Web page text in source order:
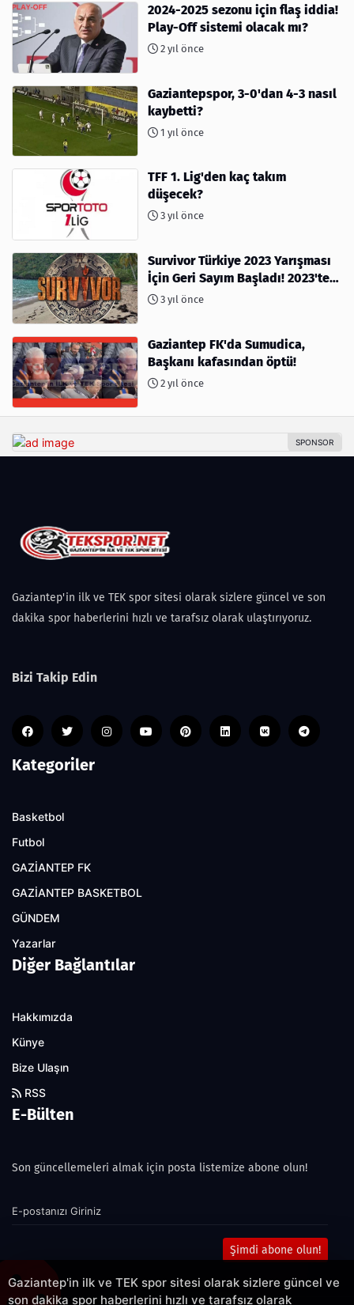
2024-2025 sezonu için flaş iddia!
Play-Off sistemi olacak mı?
2 yıl önce
Gaziantepspor, 3-0'dan 4-3 nasıl
kaybetti?
1 yıl önce
TFF 1. Lig'den kaç takım
düşecek?
3 yıl önce
Survivor Türkiye 2023 Yarışması
İçin Geri Sayım Başladı! 2023'te
kimler var?
3 yıl önce
Gaziantep FK'da Sumudica,
Başkanı kafasından öptü!
2 yıl önce
Gaziantep'in ilk ve TEK spor sitesi olarak sizlere güncel ve son
dakika spor haberlerini hızlı ve tarafsız olarak ulaştırıyoruz.
Bizi Takip Edin
Kategoriler
Basketbol
Futbol
GAZİANTEP FK
GAZİANTEP BASKETBOL
GÜNDEM
Yazarlar
Diğer Bağlantılar
Hakkımızda
Künye
Bize Ulaşın
RSS
E-Bülten
Son güncellemeleri almak için posta listemize abone olun!
Şimdi abone olun!
Gaziantep'in ilk ve TEK spor sitesi olarak sizlere güncel ve
son dakika spor haberlerini hızlı ve tarafsız olarak